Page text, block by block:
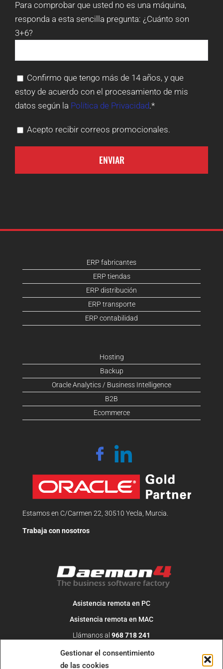
Gestionar el consentimiento
de las cookies
Para comprobar que usted no es una máquina,
responda a esta sencilla pregunta: ¿Cuánto son
3+6?
Confirmo que tengo más de 14 años, y que
estoy de acuerdo con el procesamiento de mis
datos según la Política de Privacidad.*
Acepto recibir correos promocionales.
ERP fabricantes
ERP tiendas
ERP distribución
ERP transporte
ERP contabilidad
Hosting
Backup
Oracle Analytics / Business Intelligence
B2B
Ecommerce
Estamos en C/Carmen 22, 30510 Yecla, Murcia.
Trabaja con nosotros
Asistencia remota en PC
Asistencia remota en MAC
Llámanos al 968 718 241